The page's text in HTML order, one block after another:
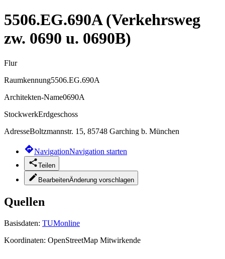
5506.EG.690A (Verkehrsweg
zw. 0690 u. 0690B)
Flur
Raumkennung5506.EG.690A
Architekten-Name0690A
StockwerkErdgeschoss
AdresseBoltzmannstr. 15, 85748 Garching b. München
NavigationNavigation starten
Teilen
BearbeitenÄnderung vorschlagen
Quellen
Basisdaten: TUMonline
Koordinaten: OpenStreetMap Mitwirkende